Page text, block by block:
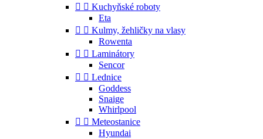
  Kuchyňské roboty
Eta
  Kulmy, žehličky na vlasy
Rowenta
  Laminátory
Sencor
  Lednice
Goddess
Snaige
Whirlpool
  Meteostanice
Hyundai